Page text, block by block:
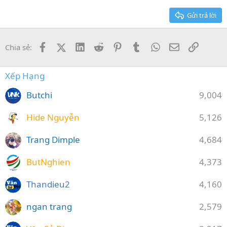
Gửi trả lời
Chia sẻ: FacebookX (Twitter)
LinkedInReddit PinterestTumblrWhatsApp
EmailLink
Xếp Hạng
9,004
Butchi
5,126
Hide Nguyễn
4,684
Trang Dimple
4,373
ButNghien
4,160
Thandieu2
2,579
ngan trang